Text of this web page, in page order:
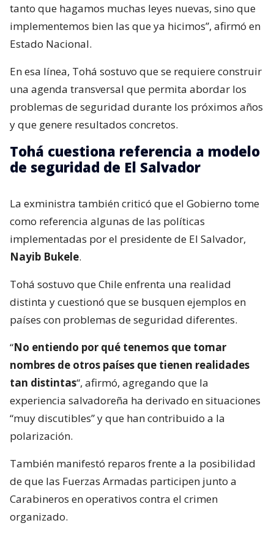
tanto que hagamos muchas leyes nuevas, sino que
implementemos bien las que ya hicimos”, afirmó en
Estado Nacional.
En esa línea, Tohá sostuvo que se requiere construir
una agenda transversal que permita abordar los
problemas de seguridad durante los próximos años
y que genere resultados concretos.
Tohá cuestiona referencia a modelo
de seguridad de El Salvador
La exministra también criticó que el Gobierno tome
como referencia algunas de las políticas
implementadas por el presidente de El Salvador,
Nayib Bukele.
Tohá sostuvo que Chile enfrenta una realidad
distinta y cuestionó que se busquen ejemplos en
países con problemas de seguridad diferentes.
“No entiendo por qué tenemos que tomar
nombres de otros países que tienen realidades
tan distintas“, afirmó, agregando que la
experiencia salvadoreña ha derivado en situaciones
“muy discutibles” y que han contribuido a la
polarización.
También manifestó reparos frente a la posibilidad
de que las Fuerzas Armadas participen junto a
Carabineros en operativos contra el crimen
organizado.